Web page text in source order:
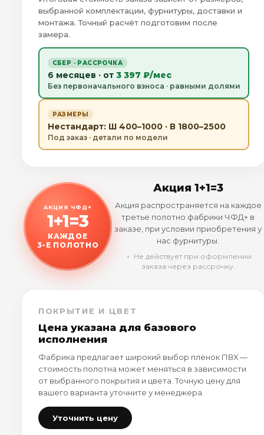
выбранной комплектации, фурнитуры, доставки и
монтажа. Точный расчёт подготовим после
замера.
СБЕР · РАССРОЧКА
6 месяцев · от 3 397 ₽/мес
Без первоначального взноса · равными долями
РАЗМЕРЫ
Нестандарт: Ш 400–1000 · В 1800–2500
Под заказ · детали по модели
АКЦИЯ ЧФД+
1+1=3
КАЖДОЕ
3-Е ПОЛОТНО
Акция 1+1=3
Акция распространяется на каждое
третье полотно фабрики ЧФД+ в
заказе, при условии приобретения у
нас фурнитуры.
﹡ Не действует при оформлении
заказа через рассрочку.
ПОКРЫТИЕ И ЦВЕТ
Цена указана для базового
исполнения
Фабрика предлагает широкий выбор плёнок ПВХ —
стоимость полотна может меняться в зависимости
от выбранного покрытия и цвета. Точную цену для
вашего варианта уточните у менеджера.
Уточнить цену